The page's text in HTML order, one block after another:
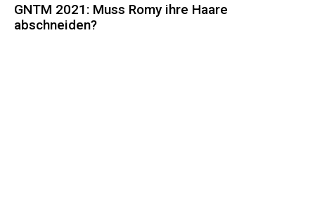
GNTM 2021: Muss Romy ihre Haare
abschneiden?